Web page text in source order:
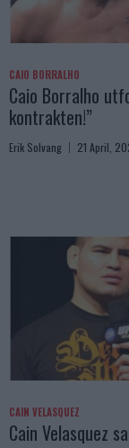
CAIO BORRALHO
Caio Borralho
kontrakten!”
Erik Solvang 21 April,
CAIN VELASQUEZ
Cain Velasquez